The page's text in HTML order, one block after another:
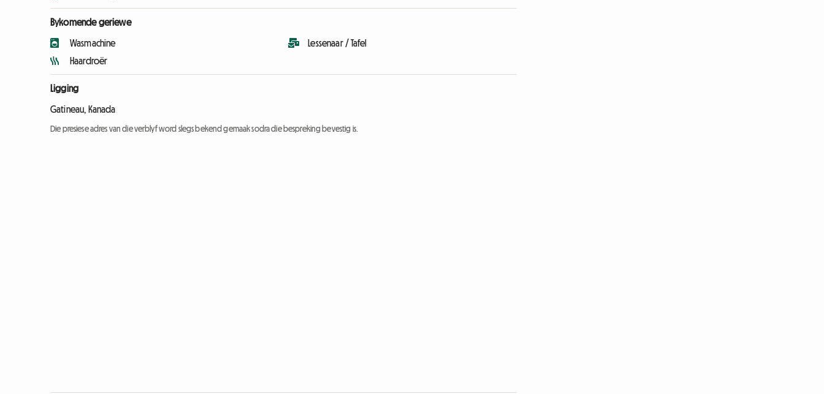
Bykomende geriewe
Wasmachine
Haardroër
Lessenaar / Tafel
Ligging
Gatineau, Kanada
Die presiese adres van die verblyf word slegs bekend gemaak sodra die bespreking bevestig is.